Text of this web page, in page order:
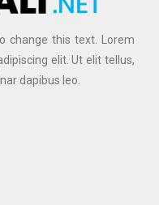
change this text. Lorem
elit. Ut elit tellus,
dapibus leo.